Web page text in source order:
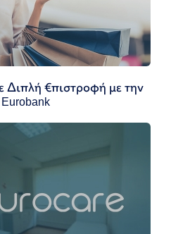
Διπλή €πιστροφή με την